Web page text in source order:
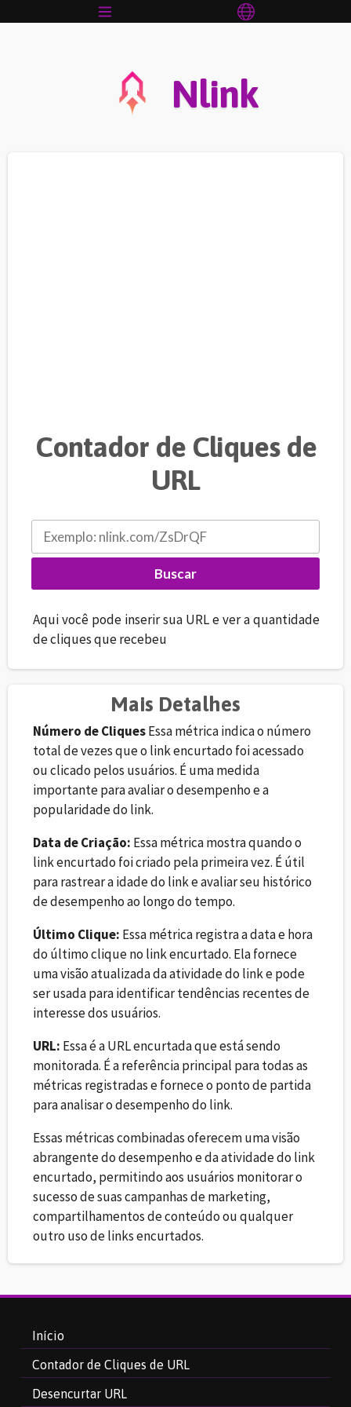
Nlink
Contador de Cliques de
URL
Aqui você pode inserir sua URL e ver a quantidade
de cliques que recebeu
Mais Detalhes
Número de CliquesEssa métrica indica o número
total de vezes que o link encurtado foi acessado
ou clicado pelos usuários. É uma medida
importante para avaliar o desempenho e a
popularidade do link.
Data de Criação: Essa métrica mostra quando o
link encurtado foi criado pela primeira vez. É útil
para rastrear a idade do link e avaliar seu histórico
de desempenho ao longo do tempo.
Último Clique: Essa métrica registra a data e hora
do último clique no link encurtado. Ela fornece
uma visão atualizada da atividade do link e pode
ser usada para identificar tendências recentes de
interesse dos usuários.
URL: Essa é a URL encurtada que está sendo
monitorada. É a referência principal para todas as
métricas registradas e fornece o ponto de partida
para analisar o desempenho do link.
Essas métricas combinadas oferecem uma visão
abrangente do desempenho e da atividade do link
encurtado, permitindo aos usuários monitorar o
sucesso de suas campanhas de marketing,
compartilhamentos de conteúdo ou qualquer
outro uso de links encurtados.
Início
Contador de Cliques de URL
Desencurtar URL